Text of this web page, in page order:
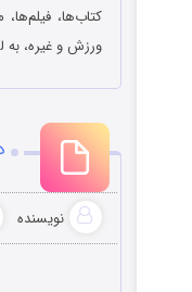
کتاب‌ها،
ورزش و غیره، به
نویسنده